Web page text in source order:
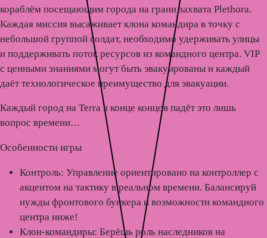
кораблём посещающим города на грани захвата Plethora.
Каждая миссия высаживает клона командира в точку с
небольшой группой солдат, необходимо удерживать улицы
и поддерживать поток ресурсов из командного центра. VIP
с ценными знаниями могут быть эвакуированы и каждый
даёт технологическое преимущество для эвакуации.
Каждый город на Terra в конце концов падёт это лишь
вопрос времени…
Особенности игры
Контроль: Управление ориентировано на контроллер с
акцентом на тактику в реальном времени. Балансируй
нужды фронтового бункера и возможности командного
центра ниже!
Клон-командиры: Берёшь роль наследников на